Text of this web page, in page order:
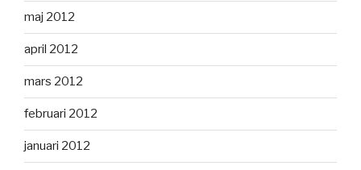
maj 2012
april 2012
mars 2012
februari 2012
januari 2012